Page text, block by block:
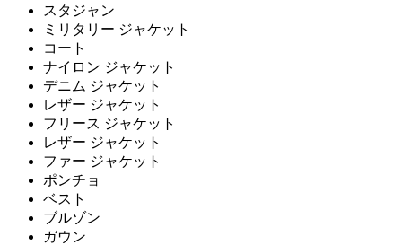
スタジャン
ミリタリー ジャケット
コート
ナイロン ジャケット
デニム ジャケット
レザー ジャケット
フリース ジャケット
レザー ジャケット
ファー ジャケット
ポンチョ
ベスト
ブルゾン
ガウン